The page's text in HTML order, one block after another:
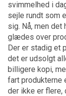
svimmelhed i
sejle rundt som
sig. Nå, men
glædes over
Der er stadig et
det er udsolgt
billigere kopi,
fart produkterne
der ikke er flere,